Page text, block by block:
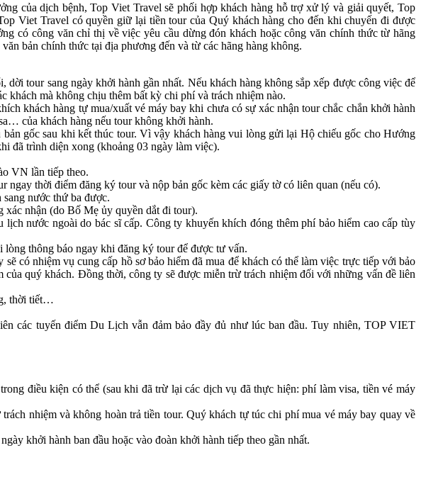
của dịch bệnh, Top Viet Travel sẽ phối hợp khách hàng hỗ trợ xử lý và giải quyết, Top
Viet Travel có quyền giữ lại tiền tour của Quý khách hàng cho đến khi chuyến đi được
có công văn chỉ thị về việc yêu cầu dừng đón khách hoặc công văn chính thức từ hãng
bản chính thức tại địa phương đến và từ các hãng hàng không.
tour sang ngày khởi hành gần nhất. Nếu khách hàng không sắp xếp được công việc để
khách mà không chịu thêm bất kỳ chi phí và trách nhiệm nào.
khách hàng tự mua/xuất vé máy bay khi chưa có sự xác nhận tour chắc chắn khởi hành
của khách hàng nếu tour không khởi hành.
gốc sau khi kết thúc tour. Vì vậy khách hàng vui lòng gửi lại Hộ chiếu gốc cho Hướng
đã trình diện xong (khoảng 03 ngày làm việc).
VN lần tiếp theo.
thời điểm đăng ký tour và nộp bản gốc kèm các giấy tờ có liên quan (nếu có).
nước thứ ba được.
nhận (do Bố Mẹ ủy quyền dắt đi tour).
nước ngoài do bác sĩ cấp. Công ty khuyến khích đóng thêm phí bảo hiểm cao cấp tùy
thông báo ngay khi đăng ký tour để được tư vấn.
có nhiệm vụ cung cấp hồ sơ bảo hiểm đã mua để khách có thể làm việc trực tiếp với bảo
quý khách. Đồng thời, công ty sẽ được miễn trừ trách nhiệm đối với những vấn đề liên
thời tiết…
các tuyến điểm Du Lịch vẫn đảm bảo đầy đủ như lúc ban đầu. Tuy nhiên, TOP VIET
điều kiện có thể (sau khi đã trừ lại các dịch vụ đã thực hiện: phí làm visa, tiền vé máy
nhiệm và không hoàn trả tiền tour. Quý khách tự túc chi phí mua vé máy bay quay về
khởi hành ban đầu hoặc vào đoàn khởi hành tiếp theo gần nhất.